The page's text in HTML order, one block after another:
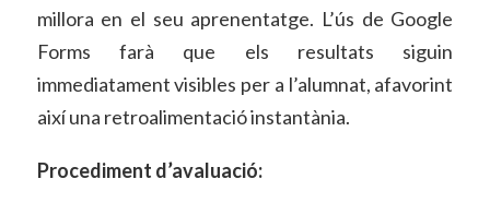
millora en el seu aprenentatge. L’ús de Google
Forms farà que els resultats siguin
immediatament visibles per a l’alumnat, afavorint
així una retroalimentació instantània.
Procediment d’avaluació: